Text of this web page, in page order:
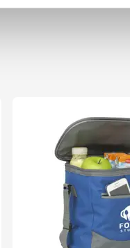
van hun services.